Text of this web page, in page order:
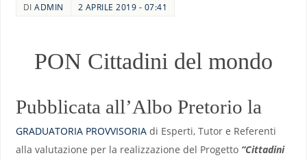
DIADMIN 2 APRILE 2019 - 07:41
PON Cittadini del mondo
Pubblicata all’Albo Pretorio la
GRADUATORIA PROVVISORIAdi Esperti, Tutor e Referenti
alla valutazione per la realizzazione del Progetto “Cittadini